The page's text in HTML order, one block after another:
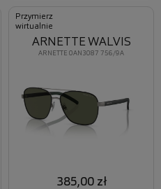
Przymierz
wirtualnie
ARNETTE 0AN3087 756/9A
ARNETTE WALVIS
385,00 zł